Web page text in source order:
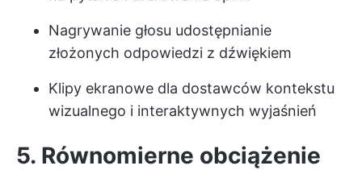
Nagrywanie głosu udostępnianie
złożonych odpowiedzi z dźwiękiem
Klipy ekranowe dla dostawców kontekstu
wizualnego i interaktywnych wyjaśnień
5. Równomierne obciążenie